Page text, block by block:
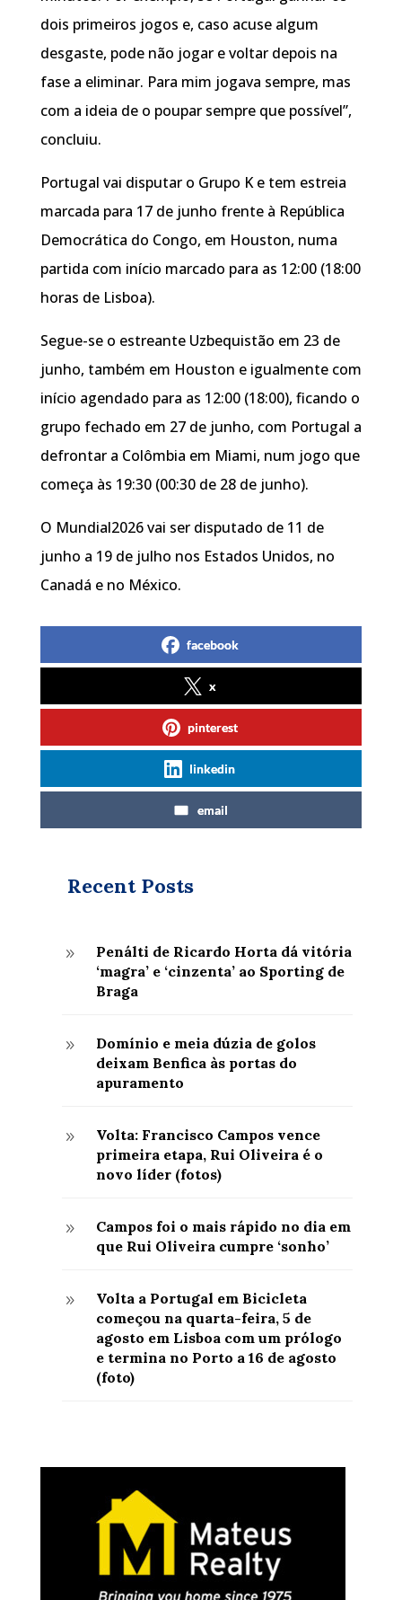
dois primeiros jogos e, caso acuse algum
desgaste, pode não jogar e voltar depois na
fase a eliminar. Para mim jogava sempre, mas
com a ideia de o poupar sempre que possível”,
concluiu.
Portugal vai disputar o Grupo K e tem estreia
marcada para 17 de junho frente à República
Democrática do Congo, em Houston, numa
partida com início marcado para as 12:00 (18:00
horas de Lisboa).
Segue-se o estreante Uzbequistão em 23 de
junho, também em Houston e igualmente com
início agendado para as 12:00 (18:00), ficando o
grupo fechado em 27 de junho, com Portugal a
defrontar a Colômbia em Miami, num jogo que
começa às 19:30 (00:30 de 28 de junho).
O Mundial2026 vai ser disputado de 11 de
junho a 19 de julho nos Estados Unidos, no
Canadá e no México.
facebook
x
pinterest
linkedin
email
Recent Posts
9
Penálti de Ricardo Horta dá vitória
‘magra’ e ‘cinzenta’ ao Sporting de
Braga
9
Domínio e meia dúzia de golos
deixam Benfica às portas do
apuramento
9
Volta: Francisco Campos vence
primeira etapa, Rui Oliveira é o
novo líder (fotos)
9
Campos foi o mais rápido no dia em
que Rui Oliveira cumpre ‘sonho’
9
Volta a Portugal em Bicicleta
começou na quarta-feira, 5 de
agosto em Lisboa com um prólogo
e termina no Porto a 16 de agosto
(foto)